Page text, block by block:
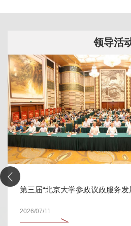
领导活
第三届“北京大学参政议政服务
2026/07/11